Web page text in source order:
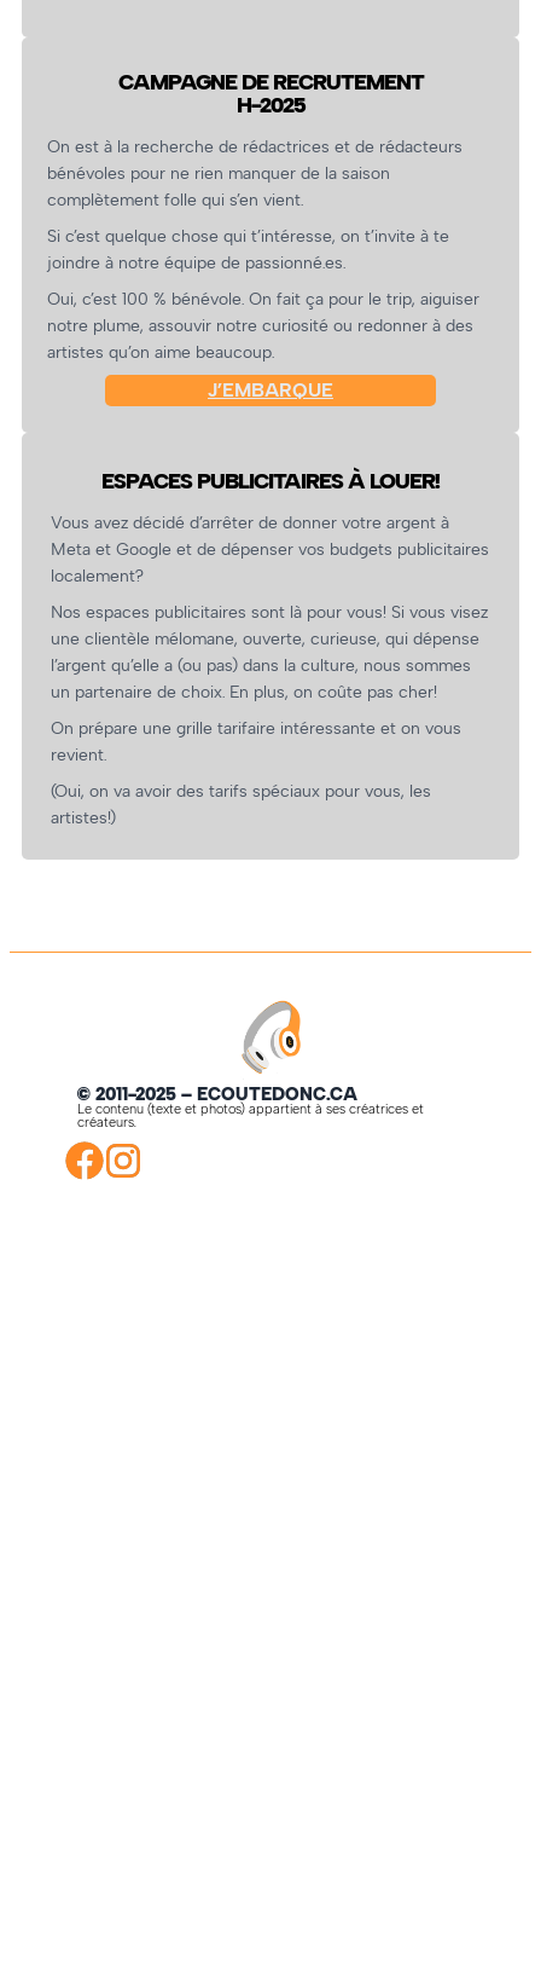
CAMPAGNE DE RECRUTEMENT
H-2025
On est à la recherche de rédactrices et de rédacteurs
bénévoles pour ne rien manquer de la saison
complètement folle qui s’en vient.
Si c’est quelque chose qui t’intéresse, on t’invite à te
joindre à notre équipe de passionné.es.
Oui, c’est 100 % bénévole. On fait ça pour le trip, aiguiser
notre plume, assouvir notre curiosité ou redonner à des
artistes qu’on aime beaucoup.
J’EMBARQUE
ESPACES PUBLICITAIRES À LOUER!
Vous avez décidé d’arrêter de donner votre argent à
Meta et Google et de dépenser vos budgets publicitaires
localement?
Nos espaces publicitaires sont là pour vous! Si vous visez
une clientèle mélomane, ouverte, curieuse, qui dépense
l’argent qu’elle a (ou pas) dans la culture, nous sommes
un partenaire de choix. En plus, on coûte pas cher!
On prépare une grille tarifaire intéressante et on vous
revient.
(Oui, on va avoir des tarifs spéciaux pour vous, les
artistes!)
© 2011-2025 – ECOUTEDONC.CA
Le contenu (texte et photos) appartient à ses créatrices et
créateurs.